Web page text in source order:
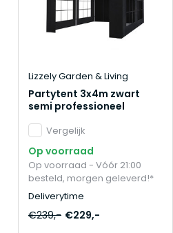
Lizzely Garden & Living
Partytent 3x4m zwart
semi professioneel
Vergelijk
Op voorraad
Op voorraad - Vóór 21:00
besteld, morgen geleverd!*
Deliverytime
€239,- €229,-